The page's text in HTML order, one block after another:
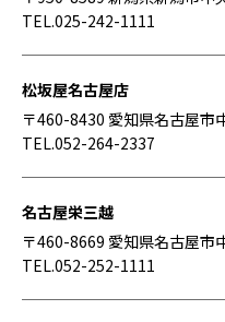
TEL.025-242-1111
松坂屋名古屋店
〒460-8430 愛知県名古屋市
TEL.052-264-2337
名古屋栄三越
〒460-8669 愛知県名古屋市
TEL.052-252-1111